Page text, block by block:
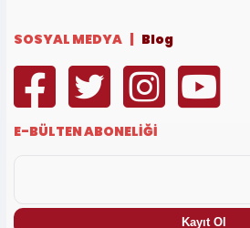
SOSYAL MEDYA | Blog
E-BÜLTEN ABONELİĞİ